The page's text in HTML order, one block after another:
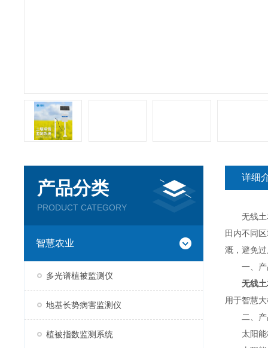
产品分类
PRODUCT CATEGORY
智慧农业
多光谱植被监测仪
地基长势病害监测仪
植被指数监测系统
详细
无线土壤
田内不同
溉，避免
一、产
无线
用于智慧
二、产
太阳能